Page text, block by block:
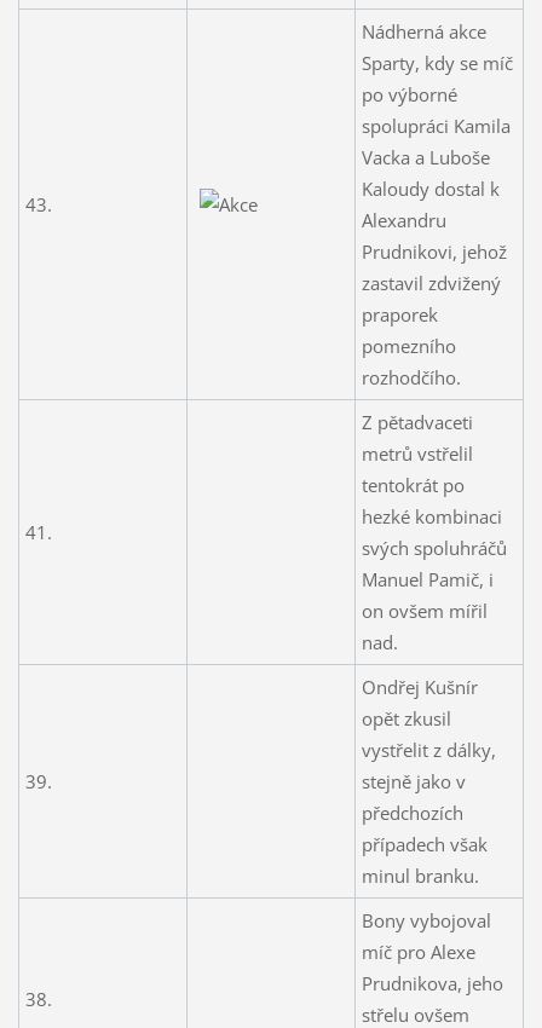
43.
Nádherná akce
Sparty, kdy se míč
po výborné
spolupráci Kamila
Vacka a Luboše
Kaloudy dostal k
Alexandru
Prudnikovi, jehož
zastavil zdvižený
praporek
pomezního
rozhodčího.
41.
Z pětadvaceti
metrů vstřelil
tentokrát po
hezké kombinaci
svých spoluhráčů
Manuel Pamič, i
on ovšem mířil
nad.
39.
Ondřej Kušnír
opět zkusil
vystřelit z dálky,
stejně jako v
předchozích
případech však
minul branku.
38.
Bony vybojoval
míč pro Alexe
Prudnikova, jeho
střelu ovšem